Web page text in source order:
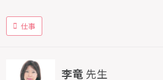
仕事
李竜 先生